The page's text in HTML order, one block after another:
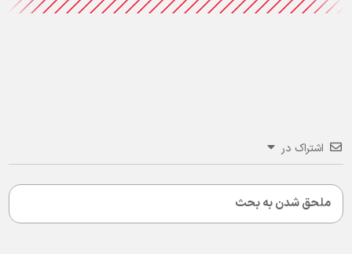
اشتراک در